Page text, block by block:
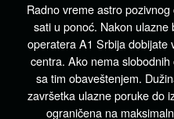
Radno vreme astro
sati u ponoć. Nakon
operatera A1 Srbija dobijate
centra. Ako nema
sa tim obaveštenjem.
završetka ulazne poruke do
ograničena na